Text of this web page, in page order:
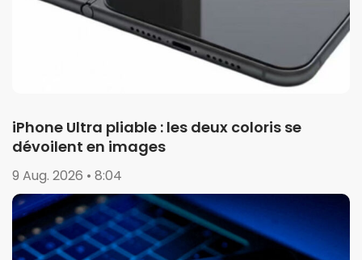
iPhone Ultra pliable : les deux coloris se
dévoilent en images
9 Aug. 2026 • 8:04